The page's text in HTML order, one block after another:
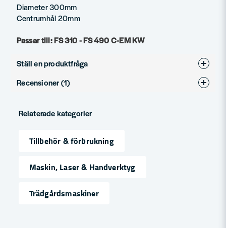
Diameter 300mm
Centrumhål 20mm
Passar till: FS 310 - FS 490 C-EM KW
Ställ en produktfråga
question
Fråga oss något om denna produkten...
nameNamn
Recensioner (1)
Hans
Relaterade kategorier
Tillbehör & förbrukning
Maskin, Laser & Handverktyg
Trädgårdsmaskiner